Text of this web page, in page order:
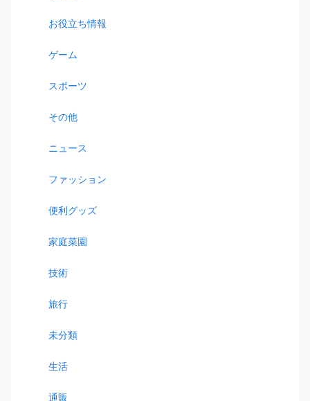
お役立ち情報
ゲーム
スポーツ
その他
ニュース
ファッション
便利グッズ
家庭菜園
技術
旅行
未分類
生活
通販